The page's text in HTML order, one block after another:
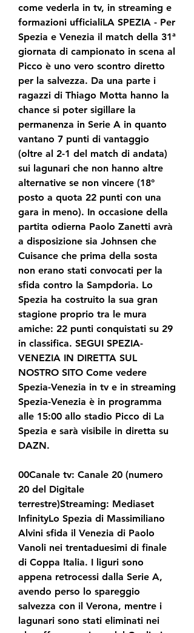
come vederla in tv, in streaming e
formazioni ufficialiLA SPEZIA - Per
Spezia e Venezia il match della 31ª
giornata di campionato in scena al
Picco è uno vero scontro diretto
per la salvezza. Da una parte i
ragazzi di Thiago Motta hanno la
chance si poter sigillare la
permanenza in Serie A in quanto
vantano 7 punti di vantaggio
(oltre al 2-1 del match di andata)
sui lagunari che non hanno altre
alternative se non vincere (18°
posto a quota 22 punti con una
gara in meno). In occasione della
partita odierna Paolo Zanetti avrà
a disposizione sia Johnsen che
Cuisance che prima della sosta
non erano stati convocati per la
sfida contro la Sampdoria. Lo
Spezia ha costruito la sua gran
stagione proprio tra le mura
amiche: 22 punti conquistati su 29
in classifica. SEGUI SPEZIA-
VENEZIA IN DIRETTA SUL
NOSTRO SITO Come vedere
Spezia-Venezia in tv e in streaming
Spezia-Venezia è in programma
alle 15:00 allo stadio Picco di La
Spezia e sarà visibile in diretta su
DAZN.
00Canale tv: Canale 20 (numero
20 del Digitale
terrestre)Streaming: Mediaset
InfinityLo Spezia di Massimiliano
Alvini sfida il Venezia di Paolo
Vanoli nei trentaduesimi di finale
di Coppa Italia. I liguri sono
appena retrocessi dalla Serie A,
avendo perso lo spareggio
salvezza con il Verona, mentre i
lagunari sono stati eliminati nei